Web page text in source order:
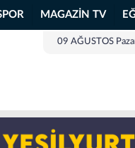
MAGAZİN TV
09 AĞUSTOS